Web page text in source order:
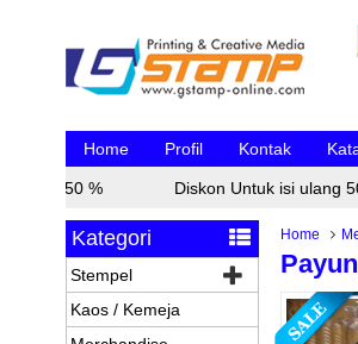
Home Profil Kontak
50 % Diskon Untuk isi ulang 50
Home
Kategori
Stempel
Kaos / Kemeja